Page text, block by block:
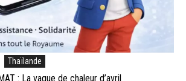
Thaïlande
: La vague de chaleur d’avril